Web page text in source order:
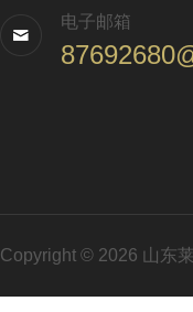
电子邮箱
Copyright © 2026 山东